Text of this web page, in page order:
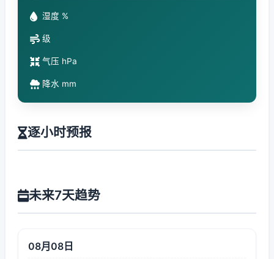
湿度 %
级
气压 hPa
降水 mm
逐小时预报
未来7天趋势
08月08日